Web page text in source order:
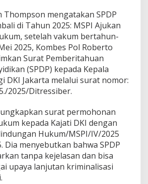
Thompson mengatakan SPDP
di Tahun 2025: MSPI Ajukan
setelah vakum bertahun-
2025, Kombes Pol Roberto
Surat Pemberitahuan
(SPDP) kepada Kepala
DKI Jakarta melalui surat nomor:
2025/Ditressiber.
surat permohonan
kepada Kajati DKI dengan
Hukum/MSPI/IV/2025
Dia menyebutkan bahwa SPDP
tanpa kejelasan dan bisa
upaya lanjutan kriminalisasi